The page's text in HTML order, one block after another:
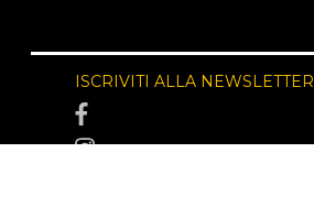
ISCRIVITI ALLA NEWSLETTER